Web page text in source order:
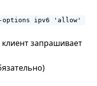
options ipv6 'allow'
запрашивает